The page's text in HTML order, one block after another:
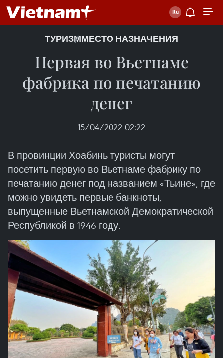
ТУРИЗММЕСТО НАЗНАЧЕНИЯ
Первая во Вьетнаме
фабрика по печатанию
денег
15/04/2022 02:22
В провинции Хоабинь туристы могут
посетить первую во Вьетнаме фабрику по
печатанию денег под названием «Тьине», где
можно увидеть первые банкноты,
выпущенные Вьетнамской Демократической
Республикой в 1946 году.